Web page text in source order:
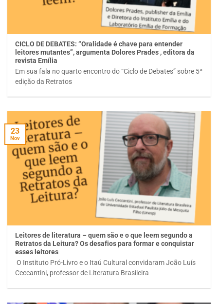
CICLO DE DEBATES: “Oralidade é chave para entender
leitores mutantes”, argumenta Dolores Prades , editora da
revista Emília
Em sua fala no quarto encontro do “Ciclo de Debates” sobre 5ª
edição da Retratos
Leitores de literatura – quem são e o que leem segundo a
Retratos da Leitura? Os desafios para formar e conquistar
esses leitores
O Instituto Pró-Livro e o Itaú Cultural convidaram João Luís
Ceccantini, professor de Literatura Brasileira
23
Nov